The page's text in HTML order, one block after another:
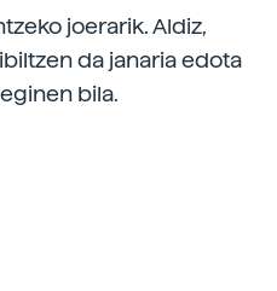
joerarik. Aldiz,
da janaria edota
bila.